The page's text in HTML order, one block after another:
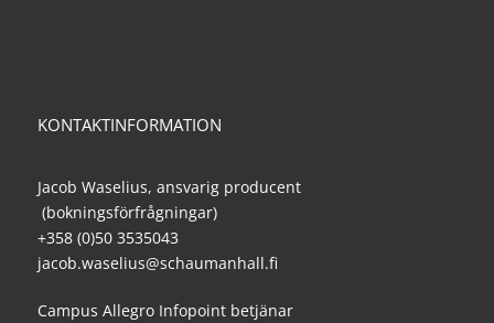
KONTAKTINFORMATION
Jacob Waselius, ansvarig producent
(bokningsförfrågningar)
+358 (0)50 3535043
jacob.waselius@schaumanhall.fi
Campus Allegro Infopoint betjänar